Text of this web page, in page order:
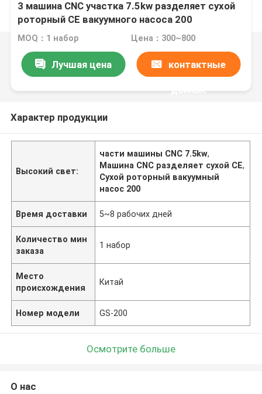
3 машина CNC участка 7.5kw разделяет сухой
роторный CE вакуумного насоса 200
MOQ：1 набор Цена：300~800
Лучшая цена контактные
данные
Характер продукции
Высокий свет:
части машины CNC 7.5kw,
Машина CNC разделяет сухой CE,
Сухой роторный вакуумный
насос 200
Время доставки 5~8 рабочих дней
Количество мин
заказа
1 набор
Место
происхождения
Китай
Номер модели GS-200
Осмотрите больше
О нас